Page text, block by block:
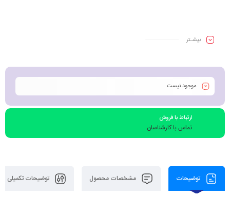
بیشـتر
موجود نیست
ارتباط با فروش
تماس با کارشناسان
توضیحات مشخصات محصول توضیحات تکمیلی